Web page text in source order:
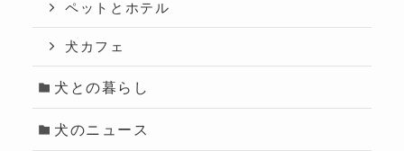
ペットとホテル
犬カフェ
犬との暮らし
犬のニュース